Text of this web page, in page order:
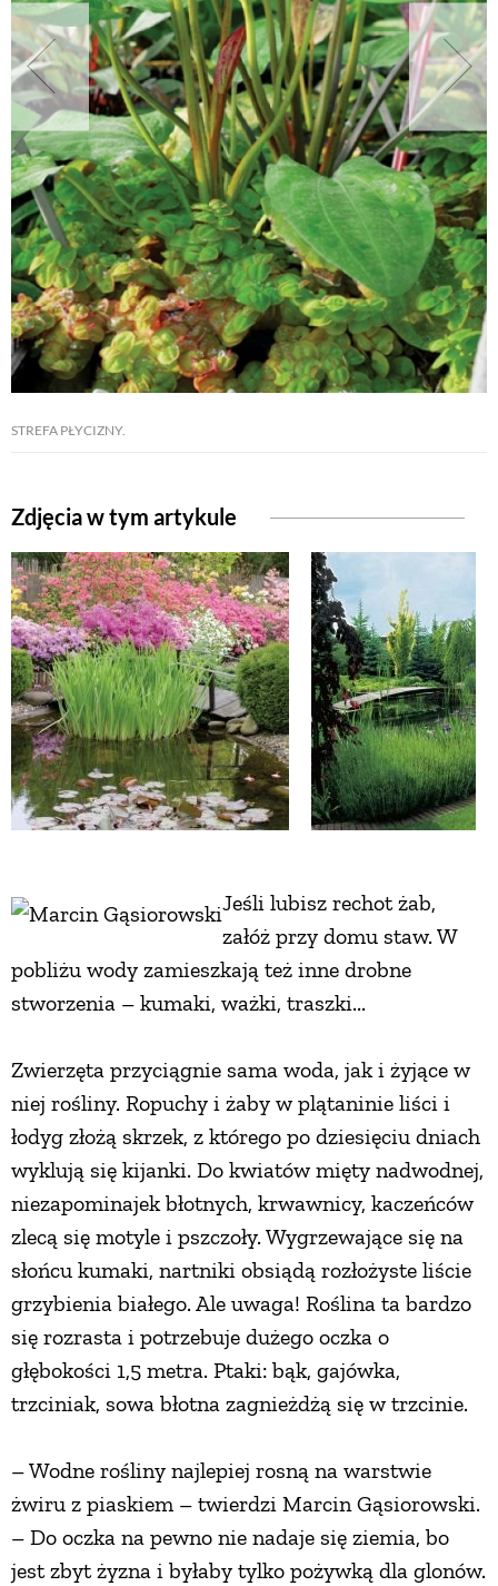
STREFA PŁYCIZNY.
Zdjęcia w tym artykule
Jeśli lubisz rechot żab,
załóż przy domu staw. W
pobliżu wody zamieszkają też inne drobne
stworzenia – kumaki, ważki, traszki...
Zwierzęta przyciągnie sama woda, jak i żyjące w
niej rośliny. Ropuchy i żaby w plątaninie liści i
łodyg złożą skrzek, z którego po dziesięciu dniach
wyklują się kijanki. Do kwiatów mięty nadwodnej,
niezapominajek błotnych, krwawnicy, kaczeńców
zlecą się motyle i pszczoły. Wygrzewające się na
słońcu kumaki, nartniki obsiądą rozłożyste liście
grzybienia białego. Ale uwaga! Roślina ta bardzo
się rozrasta i potrzebuje dużego oczka o
głębokości 1,5 metra. Ptaki: bąk, gajówka,
trzciniak, sowa błotna zagnieżdżą się w trzcinie.
– Wodne rośliny najlepiej rosną na warstwie
żwiru z piaskiem – twierdzi Marcin Gąsiorowski.
– Do oczka na pewno nie nadaje się ziemia, bo
jest zbyt żyzna i byłaby tylko pożywką dla glonów.
NATURALNIE
URODA
NATURALNA APTECZKA
DLA DOMU
EKO ŻYCIE
ZWIERZĘTA W NATURZE
GRZYBY
KRAJOBRAZ
RĘKODZIEŁO
RZEMIOSŁO
ZWYCZAJE
ZRÓB TO SAM
ŚNIADANIA
PRZYSTAWKI
ZUPY
DANIA GŁÓWNE
CIASTA I DESERY
DODATKI
PRZETWORY